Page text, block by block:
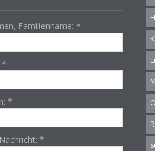
Familienname: *
*
*
*